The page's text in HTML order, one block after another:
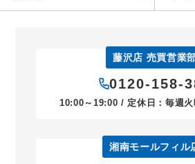
藤沢店 売買営業
0120-158-
10:00～19:00 / 定休日：毎週火
湘南モールフィル